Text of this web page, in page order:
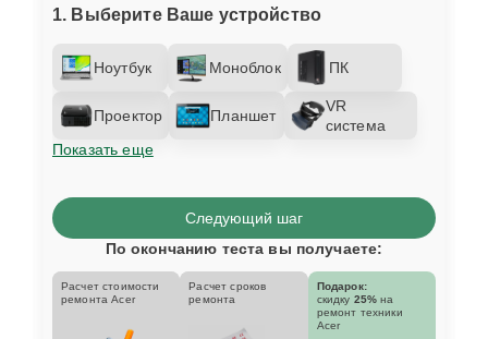
1. Выберите Ваше устройство
Ноутбук Моноблок ПК
Проектор Планшет
VR
система
Показать еще
Следующий шаг
По окончанию теста вы получаете:
Расчет стоимости
ремонта Acer
Расчет сроков
ремонта
Подарок:
скидку 25% на
ремонт техники
Acer